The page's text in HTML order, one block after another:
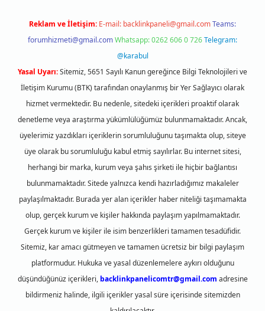
Reklam ve İletişim: E-mail: backlinkpaneli@gmail.comTeams:
forumhizmeti@gmail.comWhatsapp: 0262 606 0 726Telegram:
@karabul
Yasal Uyarı:Sitemiz, 5651 Sayılı Kanun gereğince Bilgi Teknolojileri ve
İletişim Kurumu (BTK) tarafından onaylanmış bir Yer Sağlayıcı olarak
hizmet vermektedir. Bu nedenle, sitedeki içerikleri proaktif olarak
denetleme veya araştırma yükümlülüğümüz bulunmamaktadır. Ancak,
üyelerimiz yazdıkları içeriklerin sorumluluğunu taşımakta olup, siteye
üye olarak bu sorumluluğu kabul etmiş sayılırlar. Bu internet sitesi,
herhangi bir marka, kurum veya şahıs şirketi ile hiçbir bağlantısı
bulunmamaktadır. Sitede yalnızca kendi hazırladığımız makaleler
paylaşılmaktadır. Burada yer alan içerikler haber niteliği taşımamakta
olup, gerçek kurum ve kişiler hakkında paylaşım yapılmamaktadır.
Gerçek kurum ve kişiler ile isim benzerlikleri tamamen tesadüfidir.
Sitemiz, kar amacı gütmeyen ve tamamen ücretsiz bir bilgi paylaşım
platformudur. Hukuka ve yasal düzenlemelere aykırı olduğunu
düşündüğünüz içerikleri, backlinkpanelicomtr@gmail.com adresine
bildirmeniz halinde, ilgili içerikler yasal süre içerisinde sitemizden